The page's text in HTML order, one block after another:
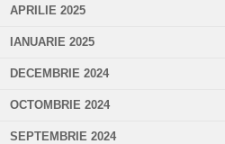
APRILIE 2025
IANUARIE 2025
DECEMBRIE 2024
OCTOMBRIE 2024
SEPTEMBRIE 2024